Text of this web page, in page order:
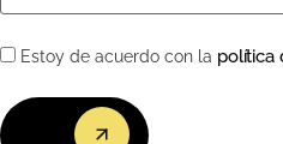
Consentimiento
Estoy de acuerdo con la política